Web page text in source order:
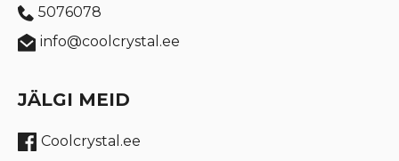
5076078
info@coolcrystal.ee
JÄLGI MEID
Coolcrystal.ee